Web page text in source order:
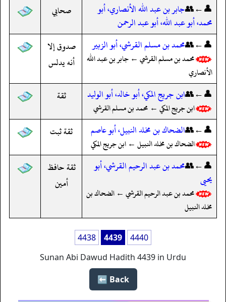
👤←👥جابر بن عبد الله الأنصاري، أبو
محمد، أبو عبد الله، أبو عبد الرحمن
صحابي
👤←👥محمد بن مسلم القرشي، أبو الزبير
محمد بن مسلم القرشي ← جابر بن عبد الله
الأنصاري
صدوق إلا
أنه يدلس
👤←👥ابن جريج المكي، أبو خالد، أبو الوليد
ابن جريج المكي ← محمد بن مسلم القرشي
ثقة
👤←👥الضحاك بن مخلد النبيل، أبو عاصم
الضحاك بن مخلد النبيل ← ابن جريج المكي
ثقة ثبت
👤←👥محمد بن عبد الرحيم القرشي، أبو
يحيى
محمد بن عبد الرحيم القرشي ← الضحاك بن
مخلد النبيل
ثقة حافظ
أمين
4438 4439
4440
Sunan Abi Dawud Hadith 4439 in Urdu
Back ⬅️